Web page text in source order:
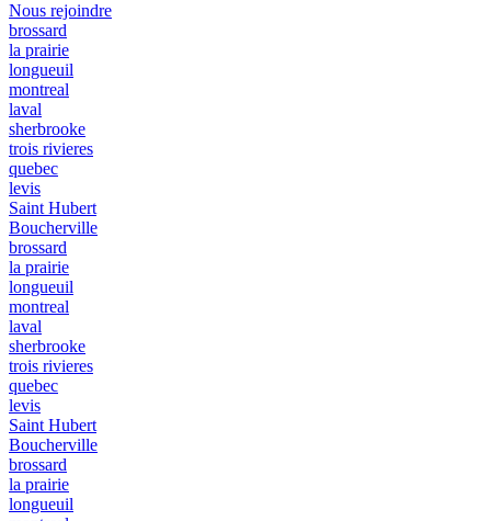
Nous rejoindre
brossard
la prairie
longueuil
montreal
laval
sherbrooke
trois rivieres
quebec
levis
Saint Hubert
Boucherville
brossard
la prairie
longueuil
montreal
laval
sherbrooke
trois rivieres
quebec
levis
Saint Hubert
Boucherville
brossard
la prairie
longueuil